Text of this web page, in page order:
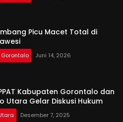
Picu Macet Total di
Juni 14, 2026
Kabupaten Gorontalo dan
Utara Gelar Diskusi Hukum
Desember 7, 2025